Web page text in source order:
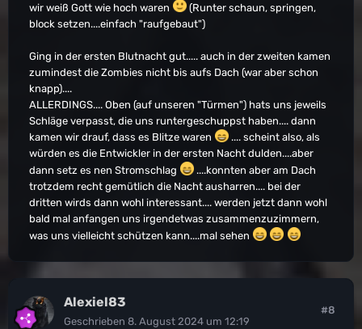
wir weiß Gott wie hoch waren
(Runter schaun, springen,
block setzen....einfach "raufgebaut")
Ging in der ersten Blutnacht gut..... auch in der zweiten kamen
zumindest die Zombies nicht bis aufs Dach (war aber schon
knapp)....
ALLERDINGS.... Oben (auf unseren "Türmen") hats uns jeweils
Schläge verpasst, die uns runtergeschuppst haben.... dann
kamen wir drauf, dass es Blitze waren
.... scheint also, als
würden es die Entwickler in der ersten Nacht dulden....aber
dann setz es nen Stromschlag
....konnten aber am Dach
trotzdem recht gemütlich die Nacht ausharren.... bei der
dritten wirds dann wohl interessant.... werden jetzt dann wohl
bald mal anfangen uns irgendetwas zusammenzuzimmern,
was uns vielleicht schützen kann....mal sehen
Alexiel83
Geschrieben 8. August 2024 um 12:19
#8